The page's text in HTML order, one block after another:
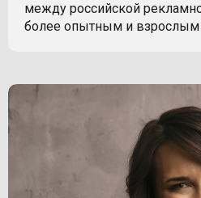
между российской
более опытным и взрослым